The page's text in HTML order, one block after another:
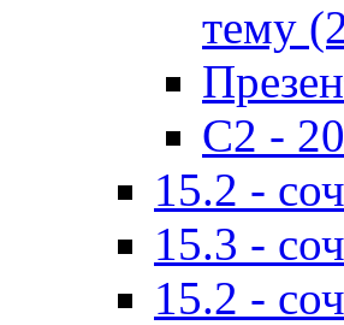
тему
C2 -
15.2 -
15.3 -
15.2 -